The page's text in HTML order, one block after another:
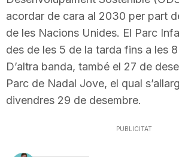
acordar de cara al 2030 per part
de les Nacions Unides. El Parc
des de les 5 de la tarda fins a les
D’altra banda, també el 27 de
Parc de Nadal Jove, el qual
divendres 29 de desembre.
PUBLICITAT